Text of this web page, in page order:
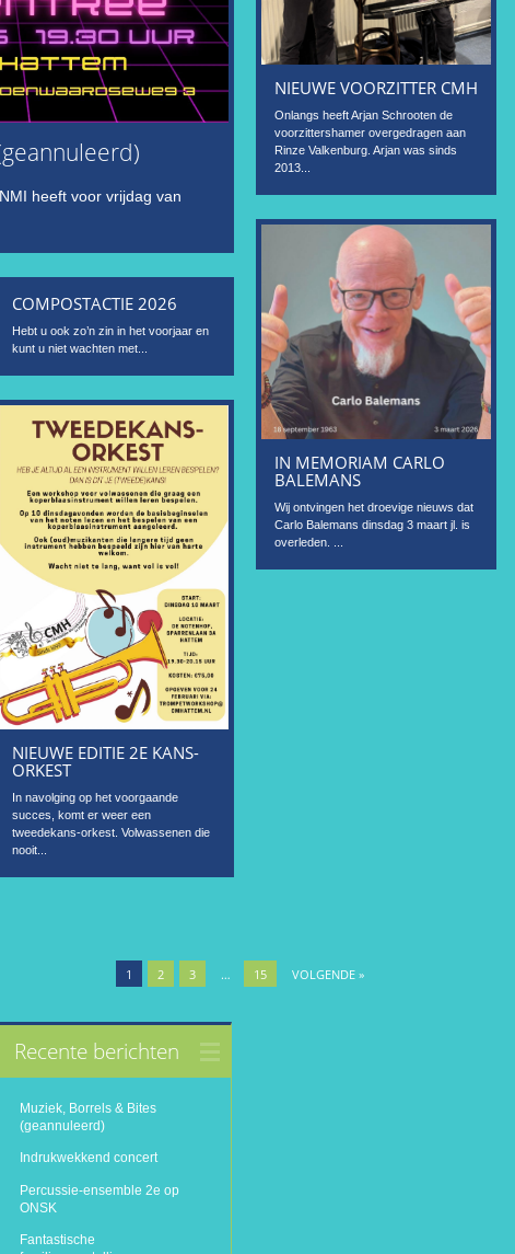
heeft voor vrijdag van
NIEUWE VOORZITTER CMH
Onlangs heeft Arjan Schrooten de
voorzittershamer overgedragen aan
Rinze Valkenburg. Arjan was sinds
2013...
IN MEMORIAM CARLO
BALEMANS
Wij ontvingen het droevige nieuws dat
Carlo Balemans dinsdag 3 maart jl. is
overleden. ...
COMPOSTACTIE 2026
Hebt u ook zo’n zin in het voorjaar en
kunt u niet wachten met...
NIEUWE EDITIE 2E KANS-
ORKEST
In navolging op het voorgaande
succes, komt er weer een
tweedekans-orkest. Volwassenen die
nooit...
1 2 3 … 15 VOLGENDE »
Recente berichten
Muziek, Borrels & Bites
(geannuleerd)
Indrukwekkend concert
Percussie-ensemble 2e op
ONSK
Fantastische